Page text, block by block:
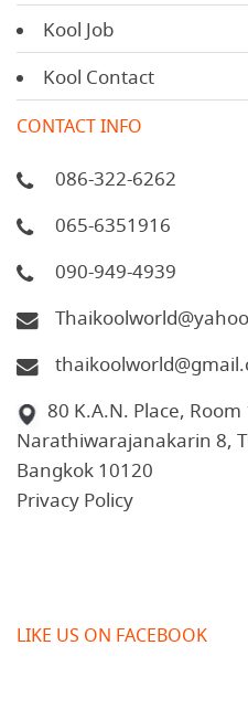
Kool Job
Kool Contact
CONTACT INFO
086-322-6262
065-6351916
090-949-4939
80 K.A.N. Place,
Narathiwarajanakarin 8,
Bangkok 10120
Privacy Policy
LIKE US ON FACEBOOK